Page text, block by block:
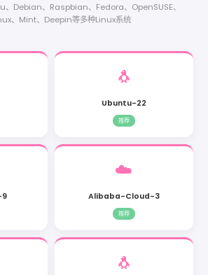
Debian、Raspbian、Fedora、OpenSUSE、
、Mint、Deepin等多种Linux系统
🐧
Ubuntu-22
推荐
☁️
Alibaba-Cloud-3
推荐
🐧